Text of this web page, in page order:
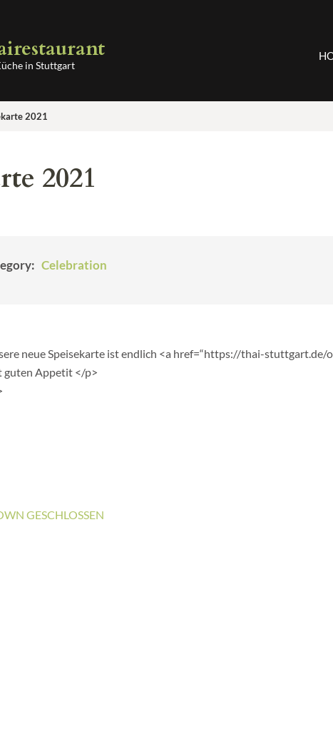
in Stuttgart
2021
2021
Celebration
neue Speisekarte ist endlich <a href=“https://thai-
guten Appetit </p>
GESCHLOSSEN